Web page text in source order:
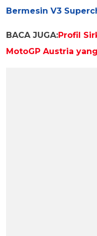
Bermesin V3
BACA JUGA:Profil
MotoGP Austria